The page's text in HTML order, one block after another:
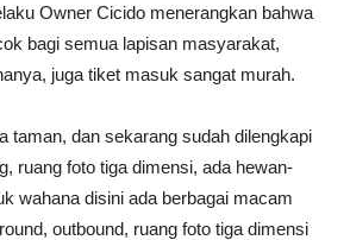
Owner Cicido menerangkan bahwa
bagi semua lapisan masyarakat,
juga tiket masuk sangat murah.
taman, dan sekarang sudah dilengkapi
ruang foto tiga dimensi, ada hewan-
wahana disini ada berbagai macam
outbound, ruang foto tiga dimensi